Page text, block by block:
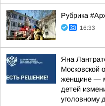
Рубрика
16:33
Яна
Московской
женщине —
детей
уголовному